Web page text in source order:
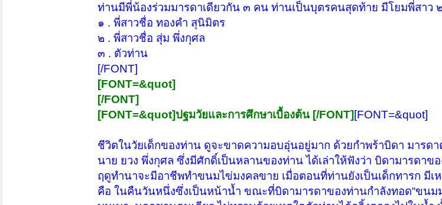
ท่านมีพี่น้องร่วมมารดาเดียวกัน ๓ คน ท่านเป็นบุตรคนสุดท้าย มีโยมพี่สาว
๑ . พี่สาวชื่อ ทองคำ สุนิมิตร
๒ . พี่สาวชื่อ สุ่ม พึ่งกุศล
๓ . ตัวท่าน
[/FONT]
[FONT=&quot]
[/FONT]
[FONT=&quot]ปฐมวัยและการศึกษาเบื้องต้น [/FONT] [FONT=&quot]
ชีวิตในวัยเด็กของท่าน ดูจะขาดความอบอุ่นอยู่มาก ด้วยกำพร้าบิดา มารดา
นาย ยวง พึ่งกุศล ซึ่งมีศักดิ์เป็นหลานของท่าน ได้เล่าให้ฟังว่า บิดามารดา
ฤดูทำนาจะมีอาชีพทำขนมไข่มงคลขาย เมื่อตอนที่ท่านยังเป็นเด็กทารก มี
คือ ในคืนวันหนึ่งซึ่งเป็นหน้าน้ำ ขณะที่บิดามารดาของท่านกำลังทอด“ขนม